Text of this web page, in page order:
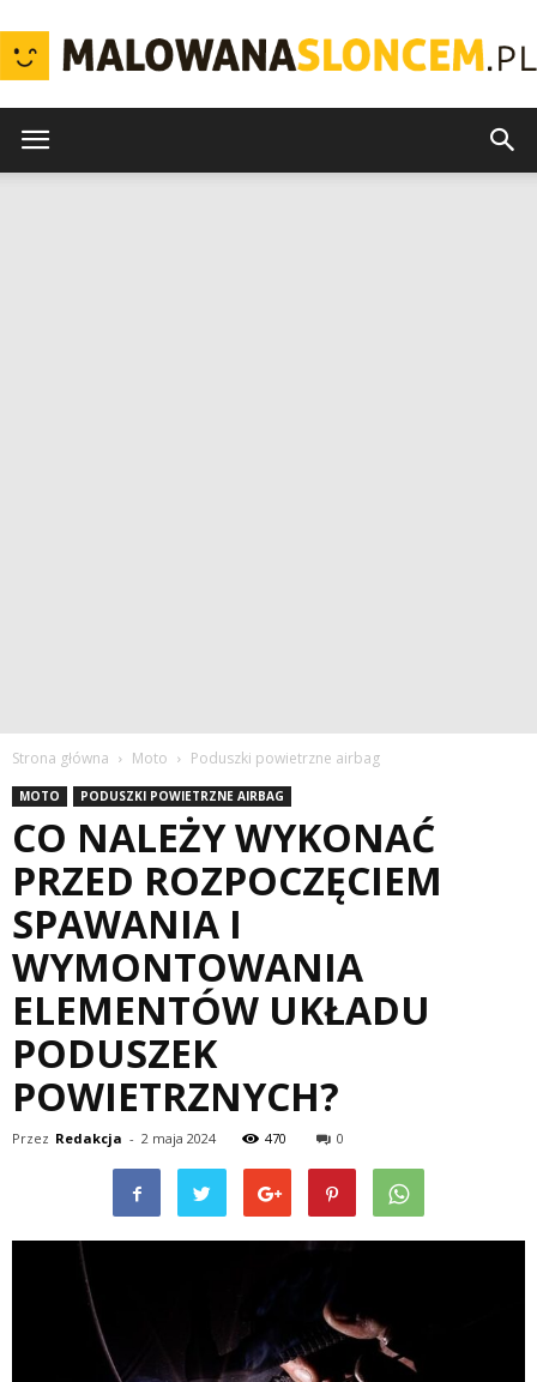
Strona główna Moto Poduszki powietrzne airbag
MOTO PODUSZKI POWIETRZNE AIRBAG
CO NALEŻY WYKONAĆ
PRZED ROZPOCZĘCIEM
SPAWANIA I
WYMONTOWANIA
ELEMENTÓW UKŁADU
PODUSZEK
POWIETRZNYCH?
Przez Redakcja - 2 maja 2024 470 0